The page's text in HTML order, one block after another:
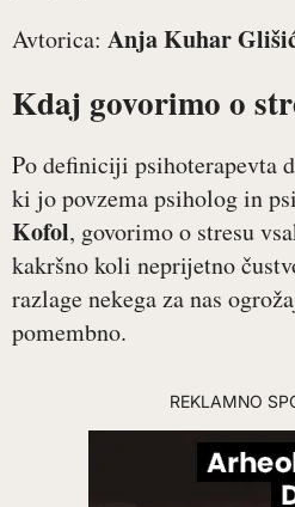
Avtorica: Anja Kuhar
Kdaj govorimo o
Po definiciji psihoterapevta
ki jo povzema psiholog in
Kofol, govorimo o stresu
kakršno koli neprijetno
razlage nekega za nas
pomembno.
REKLAMNO